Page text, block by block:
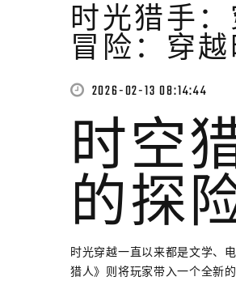
时光猎手
冒险：穿
2026-02-13 08:14:44
时空
的探
时光穿越一直以来都是文学、
猎人》则将玩家带入一个全新